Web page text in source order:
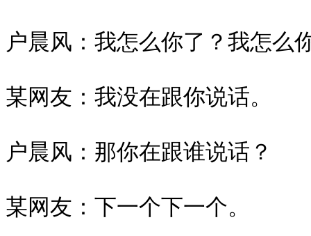
户晨风：我怎么你了？我怎么
某网友：我没在跟你说话。
户晨风：那你在跟谁说话？
某网友：下一个下一个。